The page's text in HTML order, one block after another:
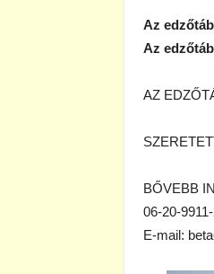
Az
Az
AZ
BŐVEBB
06-20-
E-mail: